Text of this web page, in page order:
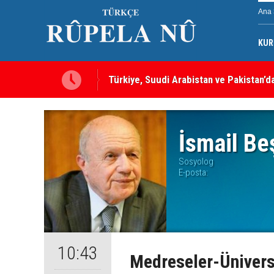
Ana
Türkiye, Suudi Arabistan ve
sayılacak
MEI Raporu: Peşmerge,
İsmail
Sosyolog
E-posta:
10:43 Medreseler-